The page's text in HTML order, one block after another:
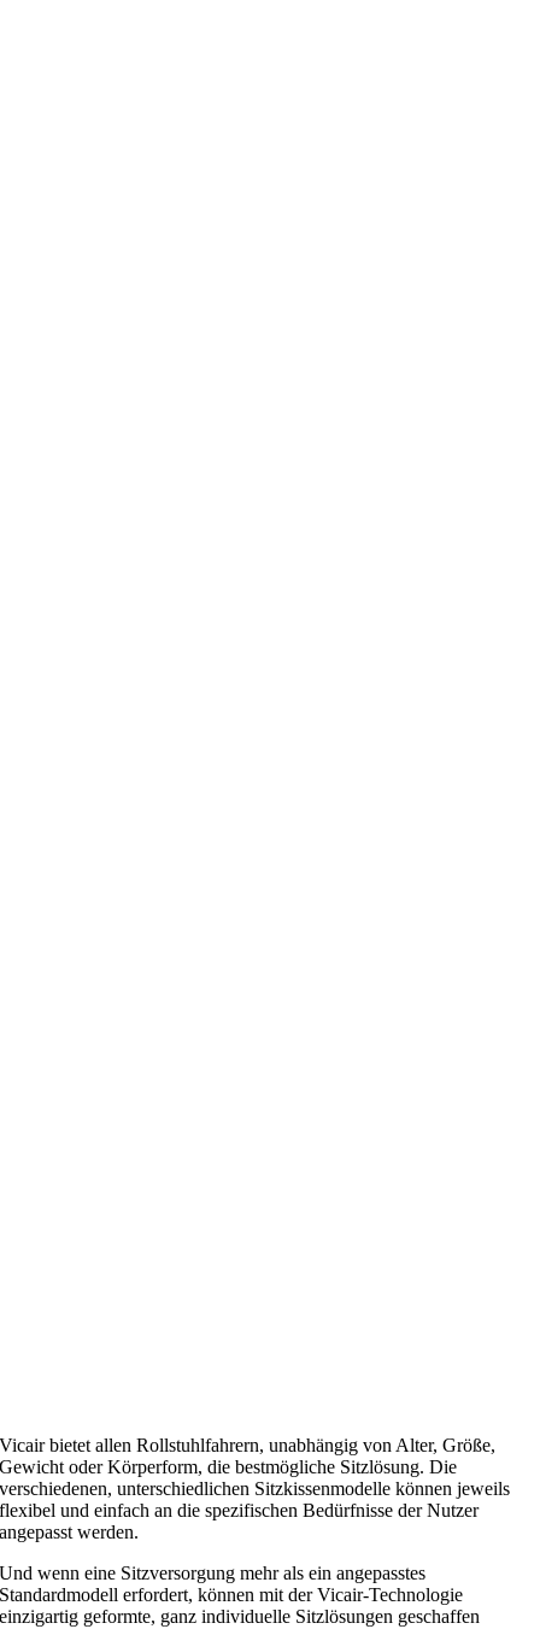
Vicair bietet allen Rollstuhlfahrern, unabhängig von Alter, Größe,
Gewicht oder Körperform, die bestmögliche Sitzlösung. Die
verschiedenen, unterschiedlichen Sitzkissenmodelle können jeweils
flexibel und einfach an die spezifischen Bedürfnisse der Nutzer
angepasst werden.
Und wenn eine Sitzversorgung mehr als ein angepasstes
Standardmodell erfordert, können mit der Vicair-Technologie
einzigartig geformte, ganz individuelle Sitzlösungen geschaffen